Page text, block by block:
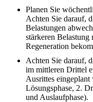
Planen Sie
Achten Sie darauf,
Belastungen
stärkeren Belastung
Regeneration
Achten Sie darauf,
im mittleren Drittel
Ausrittes
Lösungsphase, 2.
und Auslaufphase).